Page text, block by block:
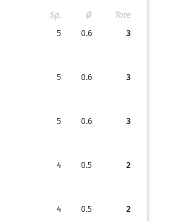
Sp. Ø
Tore
5 0.6 3
5 0.6 3
5 0.6 3
4 0.5 2
4 0.5 2